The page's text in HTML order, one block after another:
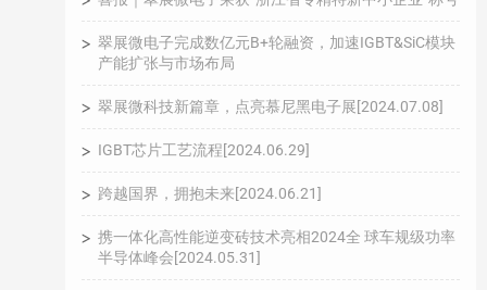
翠展微电子完成数亿元B+轮融资，加速IGBT&SiC模块
产能扩张与市场布局
翠展微科技新篇章，点亮慕尼黑电子展[2024.07.08]
IGBT芯片工艺流程[2024.06.29]
跨越国界，拥抱未来[2024.06.21]
携一体化高性能逆变砖技术亮相2024全 球车规级功率
半导体峰会[2024.05.31]